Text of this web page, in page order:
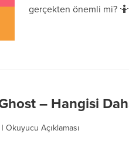
gerçekten önemli mi?
– Hangisi
Okuyucu Açıklaması